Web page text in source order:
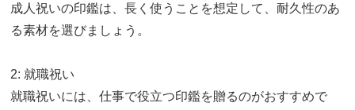
成人祝いの印鑑は、長く使うことを想定して、耐久性のあ
る素材を選びましょう。
2: 就職祝い
就職祝いには、仕事で役立つ印鑑を贈るのがおすすめで